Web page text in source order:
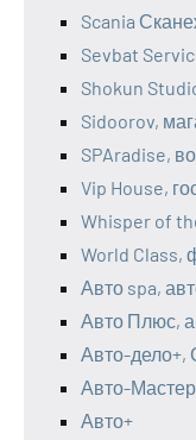
Scania
Sevbat
Shokun
Sidoorov,
SPAradise,
Vip House,
Whisper of
World Class,
Авто spa,
Авто Плюс,
Авто-дело+,
Авто-Мастер
Авто+